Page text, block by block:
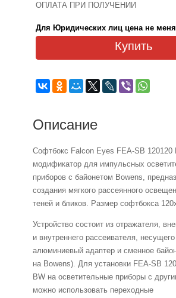
ОПЛАТА ПРИ ПОЛУЧЕНИИ
Для Юридических лиц цена не
Купить
Описание
Софтбокс Falcon Eyes FEA-SB
модификатор для импульсных
приборов с байонетом Bowens,
создания мягкого рассеянного
теней и бликов. Размер софтбокса
Устройство состоит из отражателя,
и внутреннего рассеивателя,
алюминиевый адаптер и сменное
на Bowens). Для установки FEA-SB
BW на осветительные приборы с
можно использовать переходные